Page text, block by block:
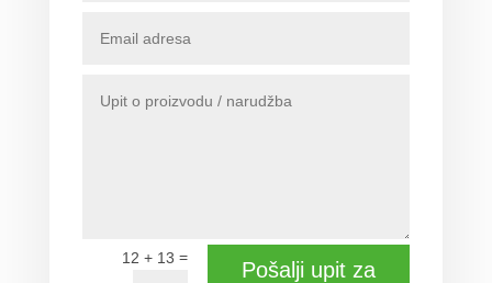
12 + 13 =
Pošalji upit za